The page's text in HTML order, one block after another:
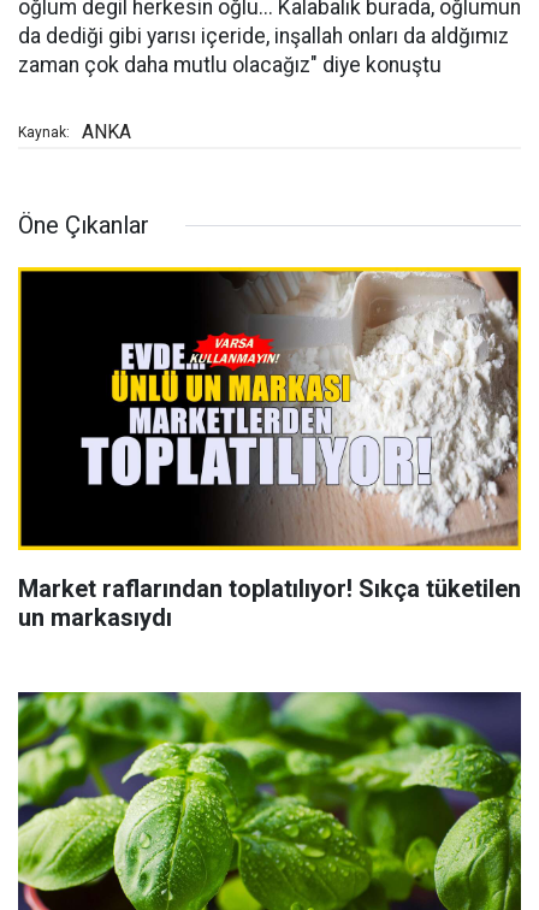
oğlum degil herkesin oğlu... Kalabalık burada, oğlumun
da dediği gibi yarısı içeride, inşallah onları da aldğımız
zaman çok daha mutlu olacağız" diye konuştu
Kaynak: ANKA
Öne Çıkanlar
Market raflarından toplatılıyor! Sıkça tüketilen
un markasıydı